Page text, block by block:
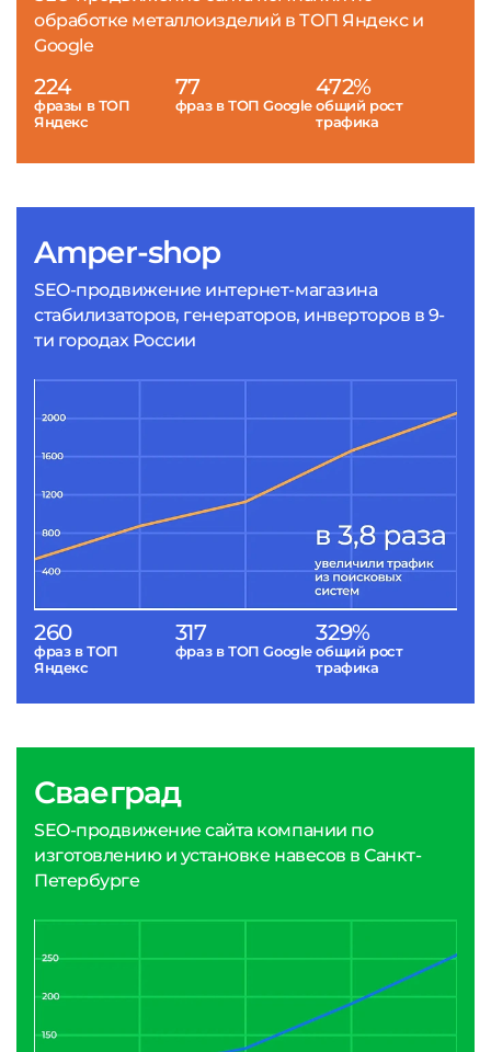
Amper-shop
SEO-продвижение интернет-магазина
стабилизаторов, генераторов, инверторов в 9-
ти городах России
260
фраз в ТОП
Яндекс
317
фраз в ТОП Google
329%
общий рост
трафика
обработке металлоизделий в ТОП Яндекс и
Google
224
фразы в ТОП
Яндекс
77
фраз в ТОП Google
472%
общий рост
трафика
Сваеград
SEO-продвижение сайта компании по
изготовлению и установке навесов в Санкт-
Петербурге